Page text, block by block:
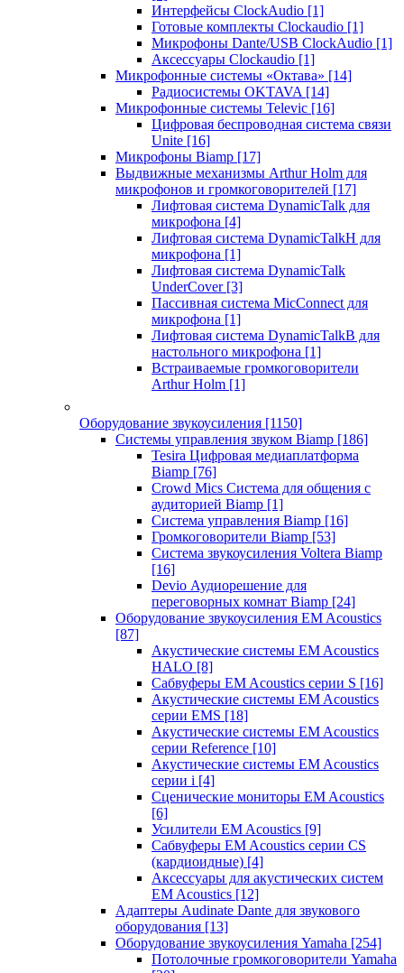
Интерфейсы ClockAudio [1]
Готовые комплекты Clockaudio [1]
Микрофоны Dante/USB ClockAudio [1]
Аксессуары Clockaudio [1]
Микрофонные системы «Октава» [14]
Радиосистемы OKTAVA [14]
Микрофонные системы Televic [16]
Цифровая беспроводная система связи
Unite [16]
Микрофоны Biamp [17]
Выдвижные механизмы Arthur Holm для
микрофонов и громкоговорителей [17]
Лифтовая система DynamicTalk для
микрофона [4]
Лифтовая система DynamicTalkH для
микрофона [1]
Лифтовая система DynamicTalk
UnderCover [3]
Пассивная система MicConnect для
микрофона [1]
Лифтовая система DynamicTalkB для
настольного микрофона [1]
Встраиваемые громкоговорители
Arthur Holm [1]
Оборудование звукоусиления [1150]
Системы управления звуком Biamp [186]
Tesira Цифровая медиаплатформа
Biamp [76]
Crowd Mics Система для общения с
аудиторией Biamp [1]
Система управления Biamp [16]
Громкоговорители Biamp [53]
Система звукоусиления Voltera Biamp
[16]
Devio Аудиорешение для
переговорных комнат Biamp [24]
Оборудование звукоусиления EM Acoustics
[87]
Акустические системы EM Acoustics
HALO [8]
Сабвуферы EM Acoustics серии S [16]
Акустические системы EM Acoustics
серии EMS [18]
Акустические системы EM Acoustics
серии Reference [10]
Акустические системы EM Acoustics
серии i [4]
Сценические мониторы EM Acoustics
[6]
Усилители EM Acoustics [9]
Сабвуферы EM Acoustics серии CS
(кардиоидные) [4]
Аксессуары для акустических систем
EM Acoustics [12]
Адаптеры Audinate Dante для звукового
оборудования [13]
Оборудование звукоусиления Yamaha [254]
Потолочные громкоговорители Yamaha